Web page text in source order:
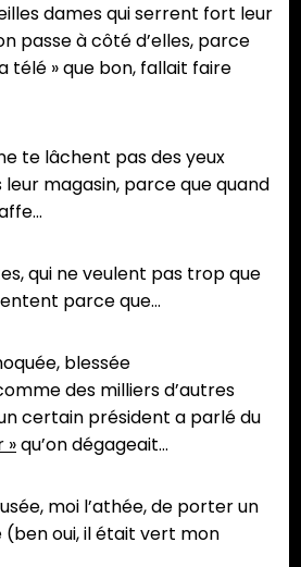
dames qui serrent fort leur
passe à côté d’elles, parce
télé » que bon, fallait faire
te lâchent pas des yeux
magasin, parce que quand
qui ne veulent pas trop que
parce que…
blessée
des milliers d’autres
certain président a parlé du
»qu’on dégageait…
moi l’athée, de porter un
(ben oui, il était vert mon